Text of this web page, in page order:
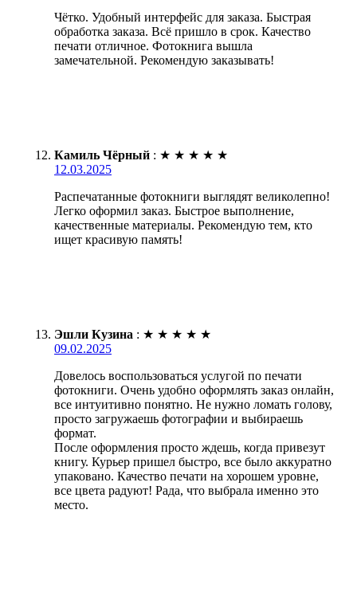
Чётко. Удобный интерфейс для заказа. Быстрая
обработка заказа. Всё пришло в срок. Качество
печати отличное. Фотокнига вышла
замечательной. Рекомендую заказывать!
Камиль Чёрный : ★ ★ ★ ★ ★
12.03.2025
Распечатанные фотокниги выглядят великолепно!
Легко оформил заказ. Быстрое выполнение,
качественные материалы. Рекомендую тем, кто
ищет красивую память!
Эшли Кузина : ★ ★ ★ ★ ★
09.02.2025
Довелось воспользоваться услугой по печати
фотокниги. Очень удобно оформлять заказ онлайн,
все интуитивно понятно. Не нужно ломать голову,
просто загружаешь фотографии и выбираешь
формат.
После оформления просто ждешь, когда привезут
книгу. Курьер пришел быстро, все было аккуратно
упаковано. Качество печати на хорошем уровне,
все цвета радуют! Рада, что выбрала именно это
место.